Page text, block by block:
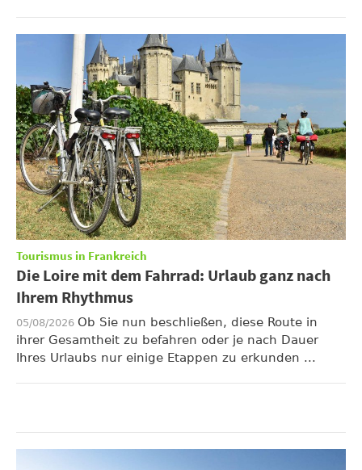
Tourismus in Frankreich
Die Loire mit dem Fahrrad: Urlaub ganz nach
Ihrem Rhythmus
05/08/2026 Ob Sie nun beschließen, diese Route in
ihrer Gesamtheit zu befahren oder je nach Dauer
Ihres Urlaubs nur einige Etappen zu erkunden ...